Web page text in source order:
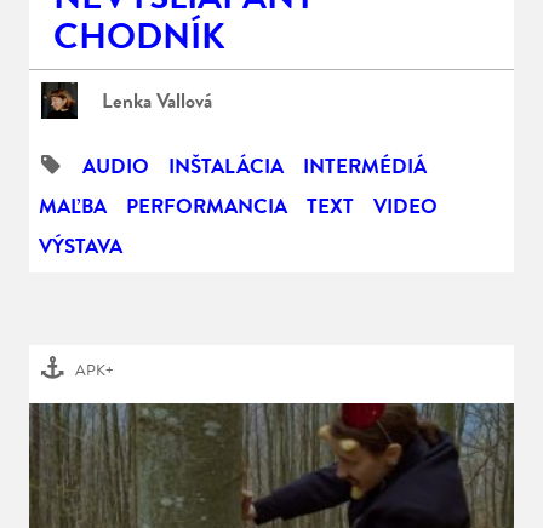
CHODNÍK
Lenka Vallová
AUDIO INŠTALÁCIA
INTERMÉDIÁ
MAĽBA
PERFORMANCIA TEXT
VIDEO
VÝSTAVA
APK+